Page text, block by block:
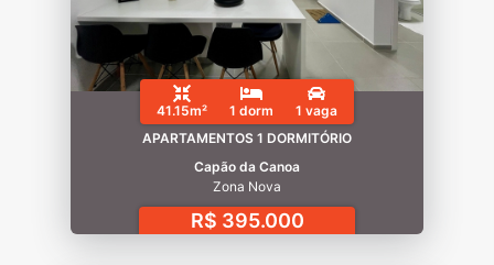
41.15m² 1 dorm
1 vaga
APARTAMENTOS 1 DORMITÓRIO
Capão da Canoa
Zona Nova
R$ 395.000